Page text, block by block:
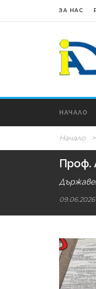
ЗА НАС
НАЧАЛО
Начало >
Проф.
09.06.2026